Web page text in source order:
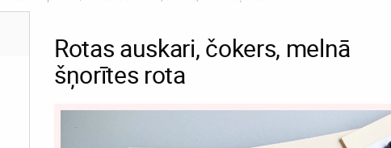
Rotas auskari, čokers, melnā
šņorītes rota